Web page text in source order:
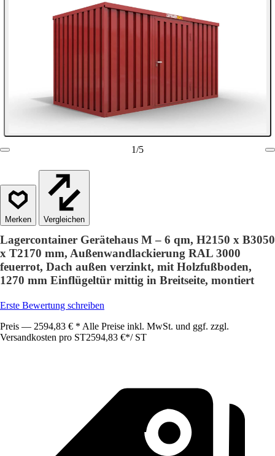
1/5
Vergleichen
Lagercontainer Gerätehaus M – 6 qm, H2150 x B3050
x T2170 mm, Außenwandlackierung RAL 3000
feuerrot, Dach außen verzinkt, mit Holzfußboden,
1270 mm Einflügeltür mittig in Breitseite, montiert
Erste Bewertung schreiben
Preis — 2594,83 € * Alle Preise inkl. MwSt. und ggf. zzgl.
Versandkosten pro ST2594,83 €*/ ST